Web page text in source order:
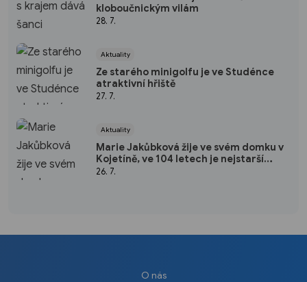
kloboučnickým vilám
28. 7.
Aktuality
Ze starého minigolfu je ve Studénce
atraktivní hřiště
27. 7.
Aktuality
Marie Jakůbková žije ve svém domku v
Kojetíně, ve 104 letech je nejstarší
obyvatelkou Nového Jičína
26. 7.
O nás